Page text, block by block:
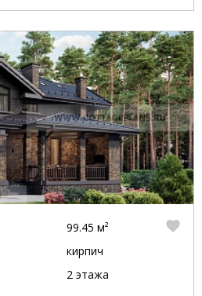
99.45 м²
кирпич
2 этажа